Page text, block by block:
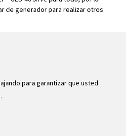
de generador para realizar otros
para garantizar que usted